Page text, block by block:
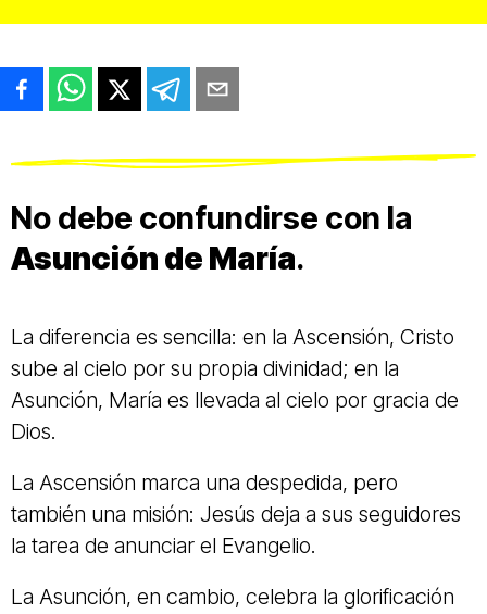
No debe confundirse con la
Asunción de María.
La diferencia es sencilla: en la Ascensión, Cristo
sube al cielo por su propia divinidad; en la
Asunción, María es llevada al cielo por gracia de
Dios.
La Ascensión marca una despedida, pero
también una misión: Jesús deja a sus seguidores
la tarea de anunciar el Evangelio.
La Asunción, en cambio, celebra la glorificación